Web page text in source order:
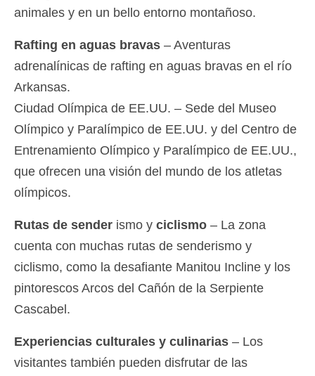
animales y en un bello entorno montañoso.
Rafting en aguas bravas – Aventuras
adrenalínicas de rafting en aguas bravas en el río
Arkansas.
Ciudad Olímpica de EE.UU. – Sede del Museo
Olímpico y Paralímpico de EE.UU. y del Centro de
Entrenamiento Olímpico y Paralímpico de EE.UU.,
que ofrecen una visión del mundo de los atletas
olímpicos.
Rutas de sender ismo y ciclismo – La zona
cuenta con muchas rutas de senderismo y
ciclismo, como la desafiante Manitou Incline y los
pintorescos Arcos del Cañón de la Serpiente
Cascabel.
Experiencias culturales y culinarias – Los
visitantes también pueden disfrutar de las